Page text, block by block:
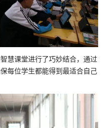
慧课堂进行了巧妙结合，通过
每位学生都能得到最适合自己